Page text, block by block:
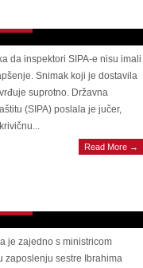
da inspektori SIPA-e nisu imali
Snimak koji je dostavila
suprotno. Državna
(SIPA) poslala je jučer,
Read More →
Tužilaštva KS kao
je zajedno s ministricom
zaposlenju sestre Ibrahima